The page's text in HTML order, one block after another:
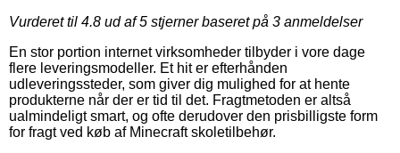
Vurderet til 4.8 ud af 5 stjerner baseret på 3 anmeldelser
En stor portion internet virksomheder tilbyder i vore dage
flere leveringsmodeller. Et hit er efterhånden
udleveringssteder, som giver dig mulighed for at hente
produkterne når der er tid til det. Fragtmetoden er altså
ualmindeligt smart, og ofte derudover den prisbilligste form
for fragt ved køb af Minecraft skoletilbehør.